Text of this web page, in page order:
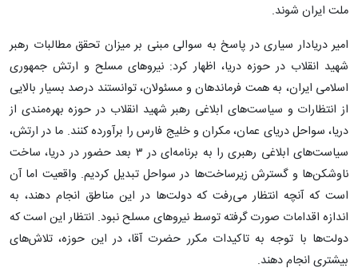
ملت ایران شوند.
امیر دریادار سیاری در پاسخ به سوالی مبنی بر میزان تحقق مطالبات رهبر
شهید انقلاب در حوزه دریا، اظهار کرد: نیروهای مسلح و ارتش جمهوری
اسلامی ایران، به همت فرماندهان و مسئولان، توانستند درصد بسیار بالایی
از انتظارات و سیاست‌های ابلاغی رهبر شهید انقلاب در حوزه بهره‌مندی از
دریا، سواحل دریای عمان، مکران و خلیج فارس را برآورده کنند. ما در ارتش،
سیاست‌های ابلاغی رهبری را به برنامه‌ای در ۳ بعد حضور در دریا، ساخت
ناوشکن‌ها و گسترش زیرساخت‌ها در سواحل تبدیل کردیم. واقعیت اما آن
است که آنچه انتظار می‌رفت که دولت‌ها در این مناطق انجام دهند، به
اندازه اقدامات صورت گرفته توسط نیروهای مسلح نبود. انتظار این است که
دولت‌ها با توجه به تاکیدات مکرر حضرت آقا، در این حوزه، تلاش‌های
بیشتری انجام دهند.